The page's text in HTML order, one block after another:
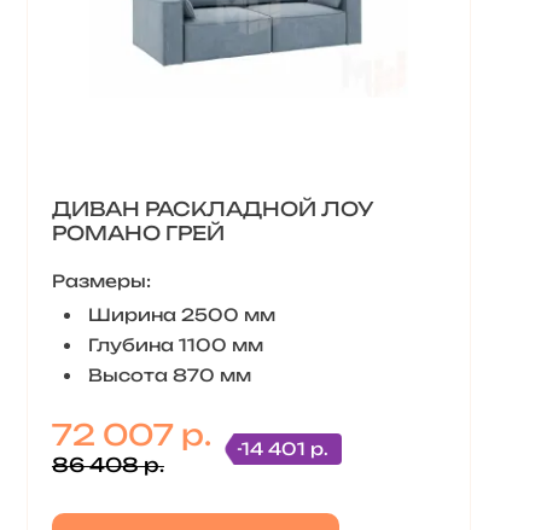
ДИВАН РАСКЛАДНОЙ ЛОУ
РОМАНО ГРЕЙ
Размеры:
Ширина 2500 мм
Глубина 1100 мм
Высота 870 мм
72 007 р.
86 408 р.
-14 401 р.